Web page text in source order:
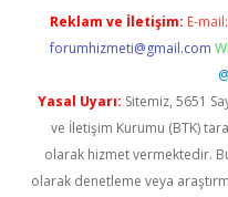
Reklam ve İletişim: E-mail:
forumhizmeti@gmail.com
Yasal Uyarı: Sitemiz, 5651
ve İletişim Kurumu (BTK)
olarak hizmet vermektedir.
olarak denetleme veya